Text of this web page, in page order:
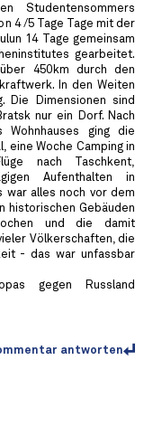
Studentensommers
4 /5 Tage Tage mit der
14 Tage gemeinsam
gearbeitet.
450km durch den
In den Weiten
Die Dimensionen sind
nur ein Dorf. Nach
ging die
eine Woche Camping in
nach Taschkent,
Aufenthalten in
war alles noch vor dem
historischen Gebäuden
und die damit
Völkerschaften, die
- das war unfassbar
gegen Russland
antworten